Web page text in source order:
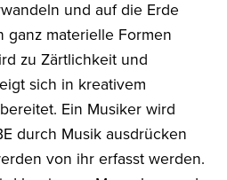
und auf die Erde
ganz materielle Formen
zu Zärtlichkeit und
sich in kreativem
Ein Musiker wird
durch Musik ausdrücken
von ihr erfasst werden.